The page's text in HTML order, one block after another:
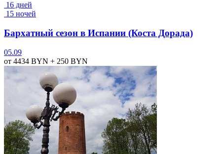
16 дней
15 ночей
Бархатный сезон в Испании (Коста Дорада)
05.09
от 4434 BYN + 250 BYN